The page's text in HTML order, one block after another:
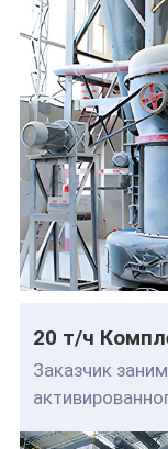
20 т/ч
Заказчик